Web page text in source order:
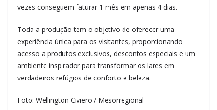
vezes conseguem faturar 1 mês em apenas 4 dias.
Toda a produção tem o objetivo de oferecer uma
experiência única para os visitantes, proporcionando
acesso a produtos exclusivos, descontos especiais e um
ambiente inspirador para transformar os lares em
verdadeiros refúgios de conforto e beleza.
Foto: Wellington Civiero / Mesorregional